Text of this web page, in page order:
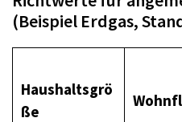
(Beispiel Erdgas,
Haushaltsgrö
ße